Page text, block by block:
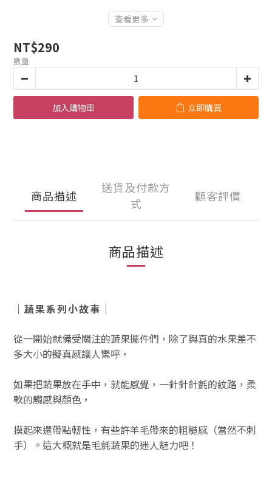
查看更多
NT$290
數量
加入購物車 立即購買
商品描述
送貨及付款方
式
顧客評價
商品描述
｜蔬果系列小故事｜
從一開始就備受關注的蔬果擺件們，除了與真的水果差不
多大小的擬真感讓人驚呼，
如果把蔬果放在手中，就能感覺，一針針針氈的紋路，柔
軟的觸感與顏色，
摸起來還帶點軔性，有些許羊毛帶來的粗糙感（當然不刺
手）。這大概就是毛氈蔬果的迷人魅力吧！